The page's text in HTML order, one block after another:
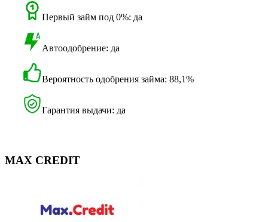
Первый займ под 0%: да
Автоодобрение: да
Вероятность одобрения займа: 88,1%
Гарантия выдачи: да
MAX CREDIT